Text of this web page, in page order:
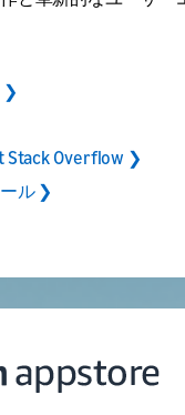
❯
Stack Overflow ❯
ル ❯